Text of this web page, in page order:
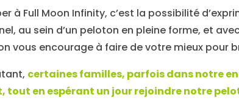
à Full Moon Infinity, c’est la possibilité
au sein d’un peloton en pleine forme, et
vous encourage à faire de votre mieux pour
certaines familles, parfois dans notre
tout en espérant un jour rejoindre notre